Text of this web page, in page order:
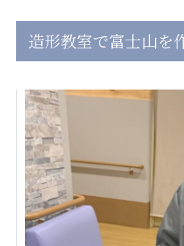
株式会社Genkiリレーションズ
一般社団法人 日本高齢者福祉
株式会社 爽やかな風沖縄
爽やかな風 中部エリア
爽やかな風 那覇エリア
社会福祉法人 共生会
特別養護老人ホーム 共生の家
株式会社 アジアメデカ元気事業団
造形教室で富士山を